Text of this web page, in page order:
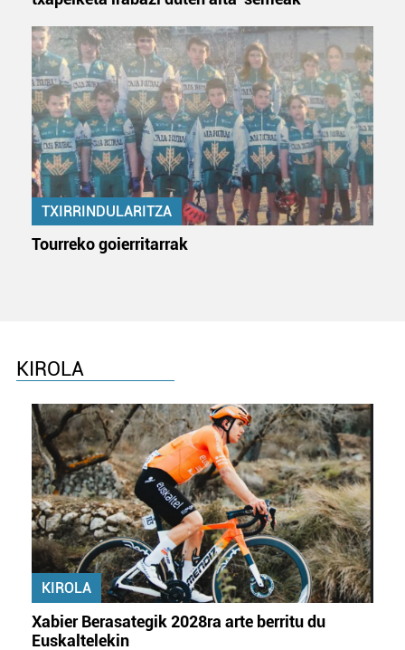
TXIRRINDULARITZA
Tourreko goierritarrak
KIROLA
KIROLA
Xabier Berasategik 2028ra arte berritu du
Euskaltelekin